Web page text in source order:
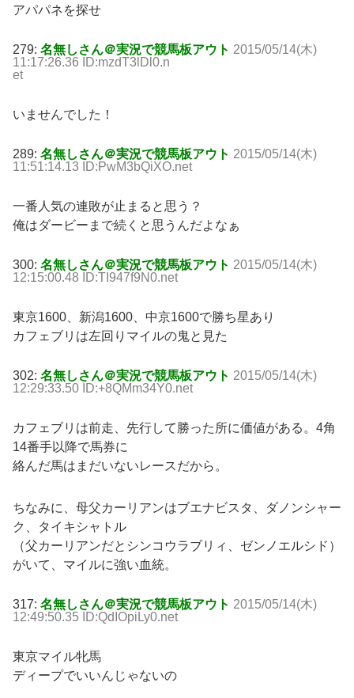
アパパネを探せ
279: 名無しさん＠実況で競馬板アウト 2015/05/14(木)
11:17:26.36 ID:mzdT3lDl0.n
et
いませんでした！
289: 名無しさん＠実況で競馬板アウト 2015/05/14(木)
11:51:14.13 ID:PwM3bQiXO.net
一番人気の連敗が止まると思う？
俺はダービーまで続くと思うんだよなぁ
300: 名無しさん＠実況で競馬板アウト 2015/05/14(木)
12:15:00.48 ID:TI947f9N0.net
東京1600、新潟1600、中京1600で勝ち星あり
カフェブリは左回りマイルの鬼と見た
302: 名無しさん＠実況で競馬板アウト 2015/05/14(木)
12:29:33.50 ID:+8QMm34Y0.net
カフェブリは前走、先行して勝った所に価値がある。4角
14番手以降で馬券に
絡んだ馬はまだいないレースだから。
ちなみに、母父カーリアンはブエナビスタ、ダノンシャー
ク、タイキシャトル
（父カーリアンだとシンコウラブリィ、ゼンノエルシド）
がいて、マイルに強い血統。
317: 名無しさん＠実況で競馬板アウト 2015/05/14(木)
12:49:50.35 ID:QdIOpiLy0.net
東京マイル牝馬
ディープでいいんじゃないの